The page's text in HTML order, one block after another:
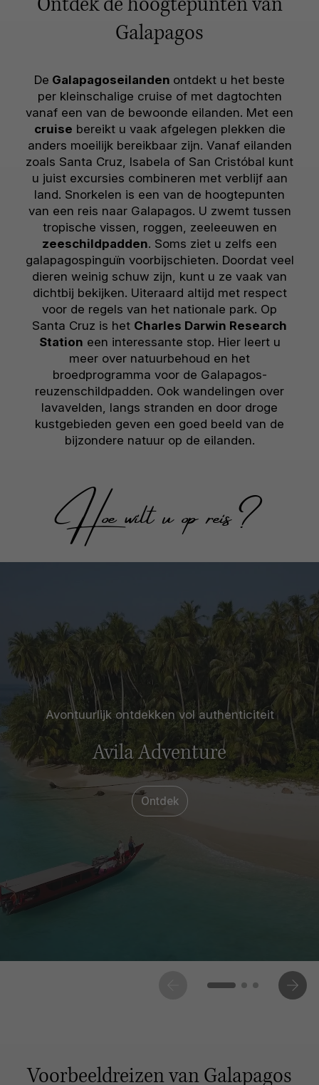
Ontdek de hoogtepunten van
Galapagos
De Galapagoseilanden ontdekt u het beste
per kleinschalige cruise of met dagtochten
vanaf een van de bewoonde eilanden. Met een
cruise bereikt u vaak afgelegen plekken die
anders moeilijk bereikbaar zijn. Vanaf eilanden
zoals Santa Cruz, Isabela of San Cristóbal kunt
u juist excursies combineren met verblijf aan
land. Snorkelen is een van de hoogtepunten
van een reis naar Galapagos. U zwemt tussen
tropische vissen, roggen, zeeleeuwen en
zeeschildpadden. Soms ziet u zelfs een
galapagospinguïn voorbijschieten. Doordat veel
dieren weinig schuw zijn, kunt u ze vaak van
dichtbij bekijken. Uiteraard altijd met respect
voor de regels van het nationale park. Op
Santa Cruz is het Charles Darwin Research
Station een interessante stop. Hier leert u
meer over natuurbehoud en het
broedprogramma voor de Galapagos-
reuzenschildpadden. Ook wandelingen over
lavavelden, langs stranden en door droge
kustgebieden geven een goed beeld van de
bijzondere natuur op de eilanden.
Hoe wilt u op reis?
Avontuurlijk ontdekken vol authenticiteit
Avila Adventure
Ontdek
Voorbeeldreizen van Galapagos